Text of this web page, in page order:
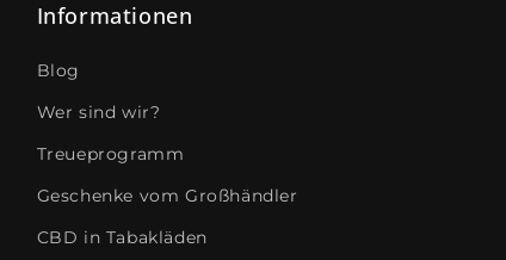
Informationen
Blog
Wer sind wir?
Treueprogramm
Geschenke vom Großhändler
CBD in Tabakläden